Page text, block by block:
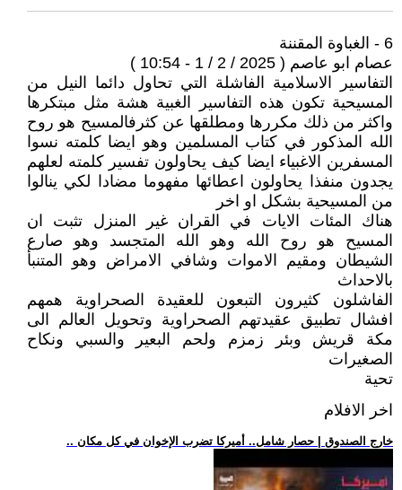
6 - الغباوة المقننة
عصام ابو عاصم ( 2025 / 2 / 1 - 10:54 )
التفاسير الاسلامية الفاشلة التي تحاول دائما النيل من
المسيحية تكون هذه التفاسير الغبية هشة مثل مبتكرها
واكثر من ذلك مكررها ومطلقها عن كثرفالمسيح هو روح
الله المذكور في كتاب المسلمين وهو ايضا كلمته نسوا
المسفرين الاغبياء ايضا كيف يحاولون تفسير كلمته لعلهم
يجدون منفذا يحاولون اعطائها مفهوما مضادا لكي ينالوا
من المسيحية بشكل او اخر
هناك المئات الايات في القران غير المنزل تثبت ان
المسيح هو روح الله وهو الله المتجسد وهو صارع
الشيطان ومقيم الاموات وشافي الامراض وهو المتنبأ
بالاحداث
الفاشلون كثيرون التبعون للعقيدة الصحراوية همهم
افشال تطبيق عقيدتهم الصحراوية وتحويل العالم الى
مكة قريش وبئر زمزم ولحم البعير والسبي ونكاح
الصغيرات
تحية
اخر الافلام
.. خارج الصندوق | حصار شامل.. أميركا تضرب الإخوان في كل مكان